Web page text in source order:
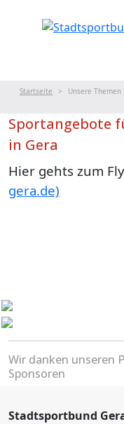
Startseite Unsere Themen
Sportangebote
in Gera
Hier gehts zum
gera.de)
Wir danken unseren
Sponsoren
Stadtsportbund